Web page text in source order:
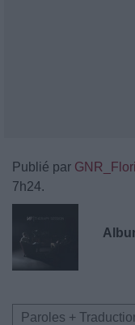
Publié par
7h24.
Paroles +